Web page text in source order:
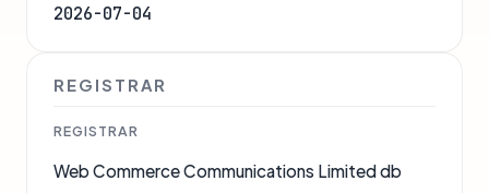
2026-07-04
REGISTRAR
REGISTRAR
Web Commerce Communications Limited db